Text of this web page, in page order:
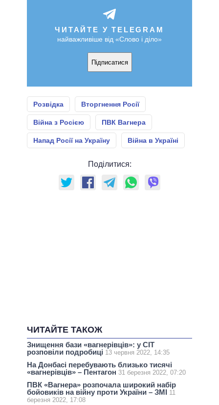
ЧИТАЙТЕ У TELEGRAM
найважливіше від «Слово і діло»
Підписатися
Розвідка Вторгнення Росії
Війна з Росією ПВК Вагнера
Напад Росії на Україну Війна в Україні
Поділитися:
ЧИТАЙТЕ ТАКОЖ
Знищення бази «вагнерівців»: у CIT
розповіли подробиці 13 червня 2022, 14:35
На Донбасі перебувають близько тисячі
«вагнерівців» – Пентагон 31 березня 2022, 07:20
ПВК «Вагнера» розпочала широкий набір
бойовиків на війну проти України – ЗМІ
11
березня 2022, 17:08